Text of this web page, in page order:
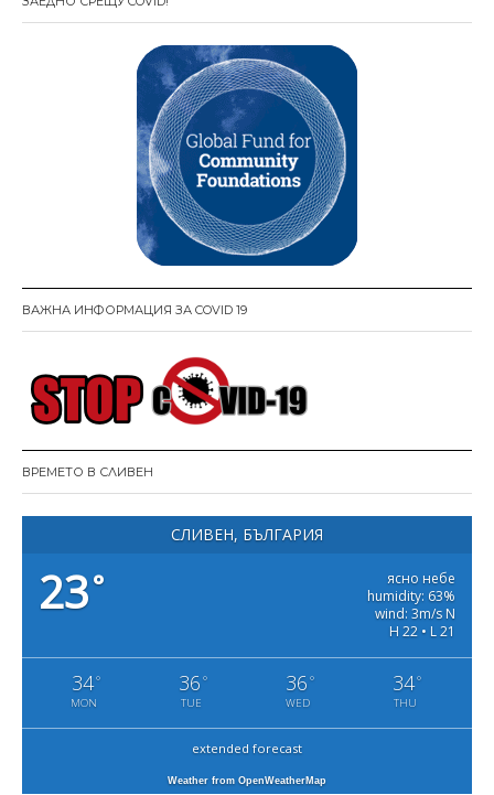
ВАЖНА ИНФОРМАЦИЯ ЗА COVID 19
ВРЕМЕТО В СЛИВЕН
СЛИВЕН, БЪЛГАРИЯ
23°
ясно небе
humidity: 63%
wind: 3m/s N
H 22 • L 21
34°
MON
36 °
TUE
36 °
WED
34°
THU
extended forecast
Weather from OpenWeatherMap